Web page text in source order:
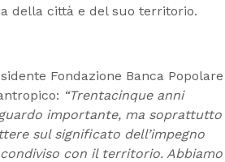
della città e del suo territorio.
Fondazione Banca Popolare
“Trentacinque anni
importante, ma soprattutto
sul significato dell’impegno
con il territorio. Abbiamo